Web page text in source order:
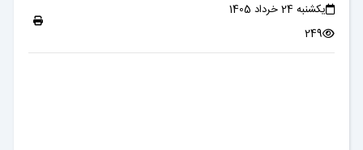
یکشنبه 24 خرداد 1405
249